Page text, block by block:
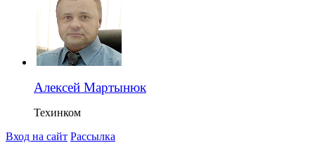
Алексей Мартынюк
Техинком
Вход на сайт Рассылка